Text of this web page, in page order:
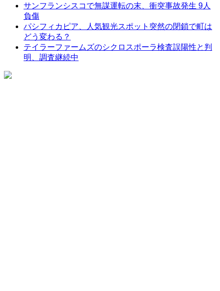
サンフランシスコで無謀運転の末、衝突事故発生 9人
負傷
パシフィカピア、人気観光スポット突然の閉鎖で町は
どう変わる？
テイラーファームズのシクロスポーラ検査誤陽性と判
明、調査継続中